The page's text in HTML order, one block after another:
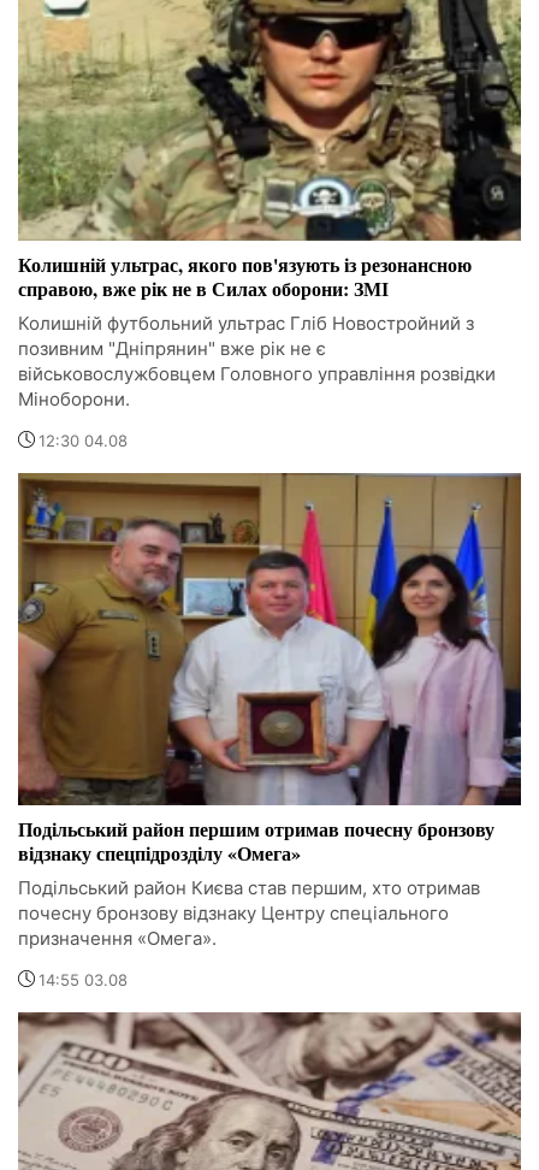
Колишній ультрас, якого пов'язують із резонансною
справою, вже рік не в Силах оборони: ЗМІ
Колишній футбольний ультрас Гліб Новостройний з
позивним "Дніпрянин" вже рік не є
військовослужбовцем Головного управління розвідки
Міноборони.
12:30 04.08
Подільський район першим отримав почесну бронзову
відзнаку спецпідрозділу «Омега»
Подільський район Києва став першим, хто отримав
почесну бронзову відзнаку Центру спеціального
призначення «Омега».
14:55 03.08